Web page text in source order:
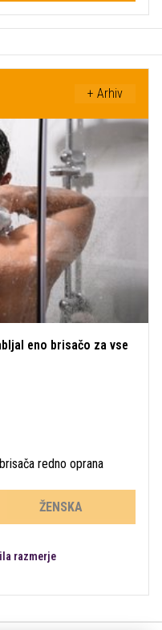
+ Arhiv
eno brisačo za vse
redno oprana
ŽENSKA
razmerje